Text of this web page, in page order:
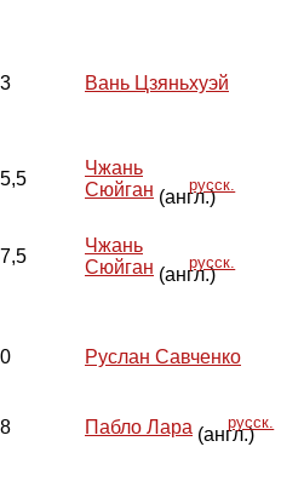
Вань Цзяньхуэй
Чжань
Сюйган (англ.)
русск.
Чжань
Сюйган (англ.)
русск.
Руслан Савченко
Пабло Лара (англ.)
русск.